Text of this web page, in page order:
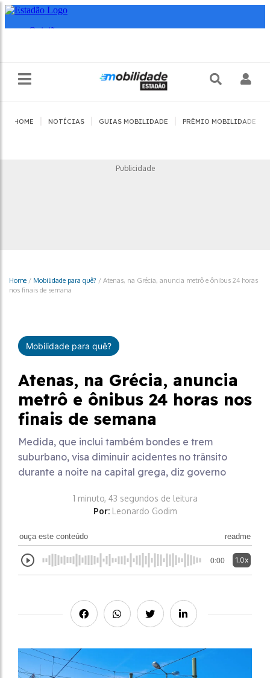
HOME NOTÍCIAS GUIAS MOBILIDADE PRÊMIO MOBILIDADE
Publicidade
Home / Mobilidade para quê? / Atenas, na Grécia, anuncia metrô e ônibus 24 horas
nos finais de semana
Mobilidade para quê?
Atenas, na Grécia, anuncia
metrô e ônibus 24 horas nos
finais de semana
Medida, que inclui também bondes e trem
suburbano, visa diminuir acidentes no trânsito
durante a noite na capital grega, diz governo
1 minuto, 43 segundos de leitura
Por: Leonardo Godim
ouça este conteúdo readme
0:00 1.0x